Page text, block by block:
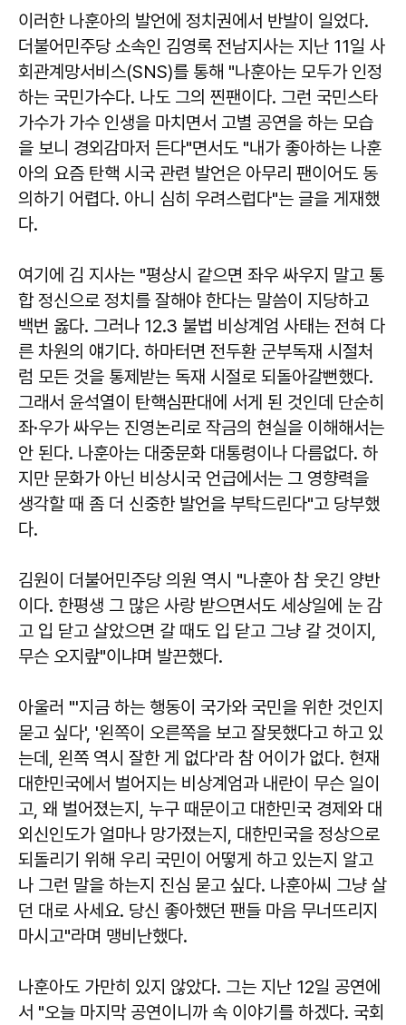
이러한 나훈아의 발언에 정치권에서 반발이 일었다.
더불어민주당 소속인 김영록 전남지사는 지난 11일 사
회관계망서비스(SNS)를 통해 "나훈아는 모두가 인정
하는 국민가수다. 나도 그의 찐팬이다. 그런 국민스타
가수가 가수 인생을 마치면서 고별 공연을 하는 모습
을 보니 경외감마저 든다"면서도 "내가 좋아하는 나훈
아의 요즘 탄핵 시국 관련 발언은 아무리 팬이어도 동
의하기 어렵다. 아니 심히 우려스럽다"는 글을 게재했
다.
여기에 김 지사는 "평상시 같으면 좌우 싸우지 말고 통
합 정신으로 정치를 잘해야 한다는 말씀이 지당하고
백번 옳다. 그러나 12.3 불법 비상계엄 사태는 전혀 다
른 차원의 얘기다. 하마터면 전두환 군부독재 시절처
럼 모든 것을 통제받는 독재 시절로 되돌아갈뻔했다.
그래서 윤석열이 탄핵심판대에 서게 된 것인데 단순히
좌·우가 싸우는 진영논리로 작금의 현실을 이해해서는
안 된다. 나훈아는 대중문화 대통령이나 다름없다. 하
지만 문화가 아닌 비상시국 언급에서는 그 영향력을
생각할 때 좀 더 신중한 발언을 부탁드린다"고 당부했
다.
김원이 더불어민주당 의원 역시 "나훈아 참 웃긴 양반
이다. 한평생 그 많은 사랑 받으면서도 세상일에 눈 감
고 입 닫고 살았으면 갈 때도 입 닫고 그냥 갈 것이지,
무슨 오지랖"이냐며 발끈했다.
아울러 "'지금 하는 행동이 국가와 국민을 위한 것인지
묻고 싶다', '왼쪽이 오른쪽을 보고 잘못했다고 하고 있
는데, 왼쪽 역시 잘한 게 없다'라 참 어이가 없다. 현재
대한민국에서 벌어지는 비상계엄과 내란이 무슨 일이
고, 왜 벌어졌는지, 누구 때문이고 대한민국 경제와 대
외신인도가 얼마나 망가졌는지, 대한민국을 정상으로
되돌리기 위해 우리 국민이 어떻게 하고 있는지 알고
나 그런 말을 하는지 진심 묻고 싶다. 나훈아씨 그냥 살
던 대로 사세요. 당신 좋아했던 팬들 마음 무너뜨리지
마시고"라며 맹비난했다.
나훈아도 가만히 있지 않았다. 그는 지난 12일 공연에
서 "오늘 마지막 공연이니까 속 이야기를 하겠다. 국회